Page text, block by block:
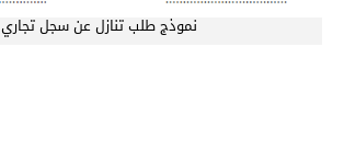
نموذج طلب تنازل عن سجل تجاري